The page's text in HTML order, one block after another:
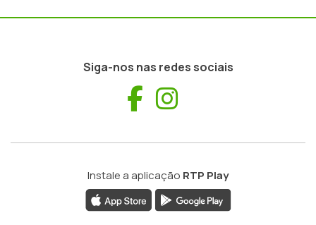
Siga-nos nas redes sociais
Facebook
Instale a aplicação RTP Play